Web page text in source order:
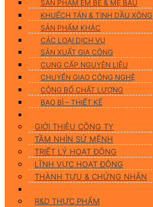
SẢN PHẨM EM BÉ & MẸ BẦU
KHUẾCH TÁN & TINH DẦU XÔNG
SẢN PHẨM KHÁC
CÁC LOẠI DỊCH VỤ
SẢN XUẤT GIA CÔNG
CUNG CẤP NGUYÊN LIỆU
CHUYỂN GIAO CÔNG NGHỆ
CÔNG BỐ CHẤT LƯỢNG
BAO BÌ – THIẾT KẾ
GIỚI THIỆU CÔNG TY
TẦM NHÌN SỨ MỆNH
TRIẾT LÝ HOẠT ĐỘNG
LĨNH VỰC HOẠT ĐỘNG
THÀNH TỰU & CHỨNG NHẬN
R&D THỰC PHẨM